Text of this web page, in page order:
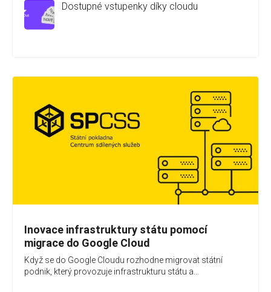
Dostupné vstupenky díky cloudu
Inovace infrastruktury státu pomocí
migrace do Google Cloud
Když se do Google Cloudu rozhodne migrovat státní
podnik, který provozuje infrastrukturu státu a...